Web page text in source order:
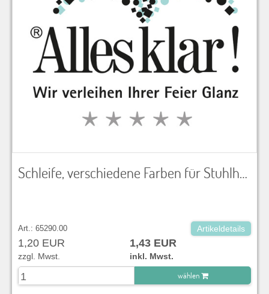
Schleife, verschiedene Farben für Stuhlhusse und Dekoration
Art.: 65290.00 Artikeldetails
1,20 EUR 1,43 EUR
zzgl. Mwst.
inkl. Mwst.
wählen